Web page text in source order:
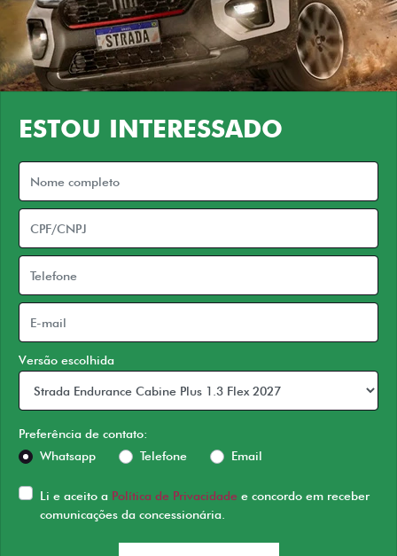
ESTOU INTERESSADO
Versão escolhida
Preferência de contato:
Whatsapp
Telefone Email
Li e aceito a Política de Privacidade e concordo em receber
comunicações da concessionária.